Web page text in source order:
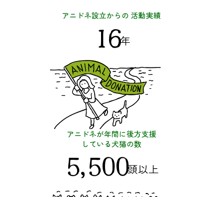
アニドネ設立からの 活動実績
16年
アニドネが年間に後方支援
している犬猫の数
5,500頭以上